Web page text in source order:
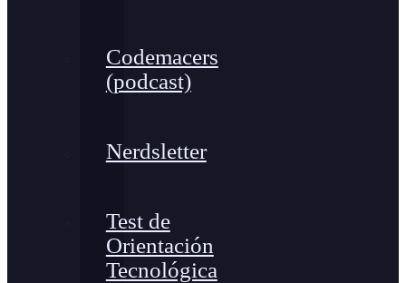
Codemacers
(podcast)
Nerdsletter
Test de
Orientación
Tecnológica